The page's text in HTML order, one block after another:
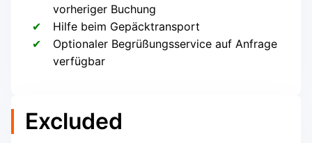
vorheriger Buchung
Hilfe beim Gepäcktransport
Optionaler Begrüßungsservice auf Anfrage
verfügbar
Excluded